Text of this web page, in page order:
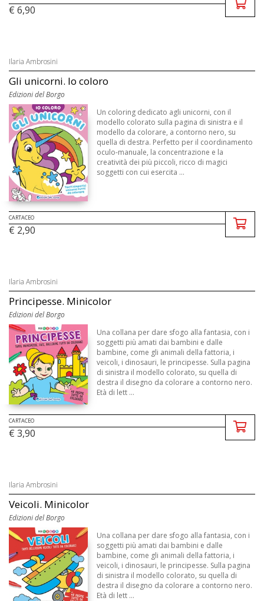
€ 6,90
Ilaria Ambrosini
Gli unicorni. Io coloro
Edizioni del Borgo
Un coloring dedicato agli unicorni, con il
modello colorato sulla pagina di sinistra e il
modello da colorare, a contorno nero, su
quella di destra. Perfetto per il coordinamento
oculo-manuale, la concentrazione e la
creatività dei più piccoli, ricco di magici
soggetti con cui esercita ...
CARTACEO
€ 2,90
Ilaria Ambrosini
Principesse. Minicolor
Edizioni del Borgo
Una collana per dare sfogo alla fantasia, con i
soggetti più amati dai bambini e dalle
bambine, come gli animali della fattoria, i
veicoli, i dinosauri, le principesse. Sulla pagina
di sinistra il modello colorato, su quella di
destra il disegno da colorare a contorno nero.
Età di lett ...
CARTACEO
€ 3,90
Ilaria Ambrosini
Veicoli. Minicolor
Edizioni del Borgo
Una collana per dare sfogo alla fantasia, con i
soggetti più amati dai bambini e dalle
bambine, come gli animali della fattoria, i
veicoli, i dinosauri, le principesse. Sulla pagina
di sinistra il modello colorato, su quella di
destra il disegno da colorare a contorno nero.
Età di lett ...